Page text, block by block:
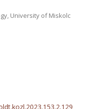
University of Miskolc